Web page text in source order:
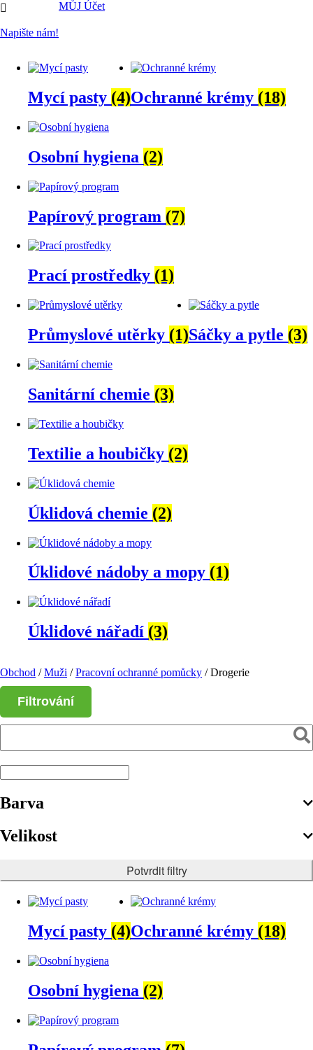

Napište nám!
MŮJ Účet
Mycí pasty (4)Ochranné krémy (18)
Osobní hygiena (2)
Papírový program (7)
Prací prostředky (1)
Průmyslové utěrky (1)Sáčky a pytle (3)
Sanitární chemie (3)
Textilie a houbičky (2)
Úklidová chemie (2)
Úklidové nádoby a mopy (1)
Úklidové nářadí (3)
Obchod /Muži /Pracovní ochranné pomůcky / Drogerie
Filtrování
Barva
Velikost
Potvrdit filtry
Mycí pasty (4)Ochranné krémy (18)
Osobní hygiena (2)